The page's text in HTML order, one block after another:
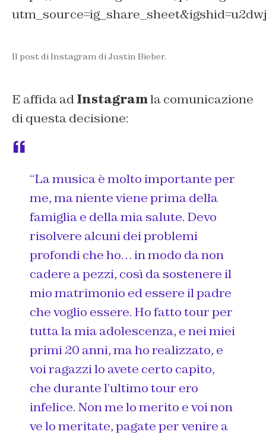
Il post di Instagram di Justin Bieber.
E affida adInstagramla comunicazione
di questa decisione:
“La musica è molto importante per
me, ma niente viene prima della
famiglia e della mia salute. Devo
risolvere alcuni dei problemi
profondi che ho… in modo da non
cadere a pezzi, così da sostenere il
mio matrimonio ed essere il padre
che voglio essere. Ho fatto tour per
tutta la mia adolescenza, e nei miei
primi 20 anni, ma ho realizzato, e
voi ragazzi lo avete certo capito,
che durante l’ultimo tour ero
infelice. Non me lo merito e voi non
ve lo meritate, pagate per venire a